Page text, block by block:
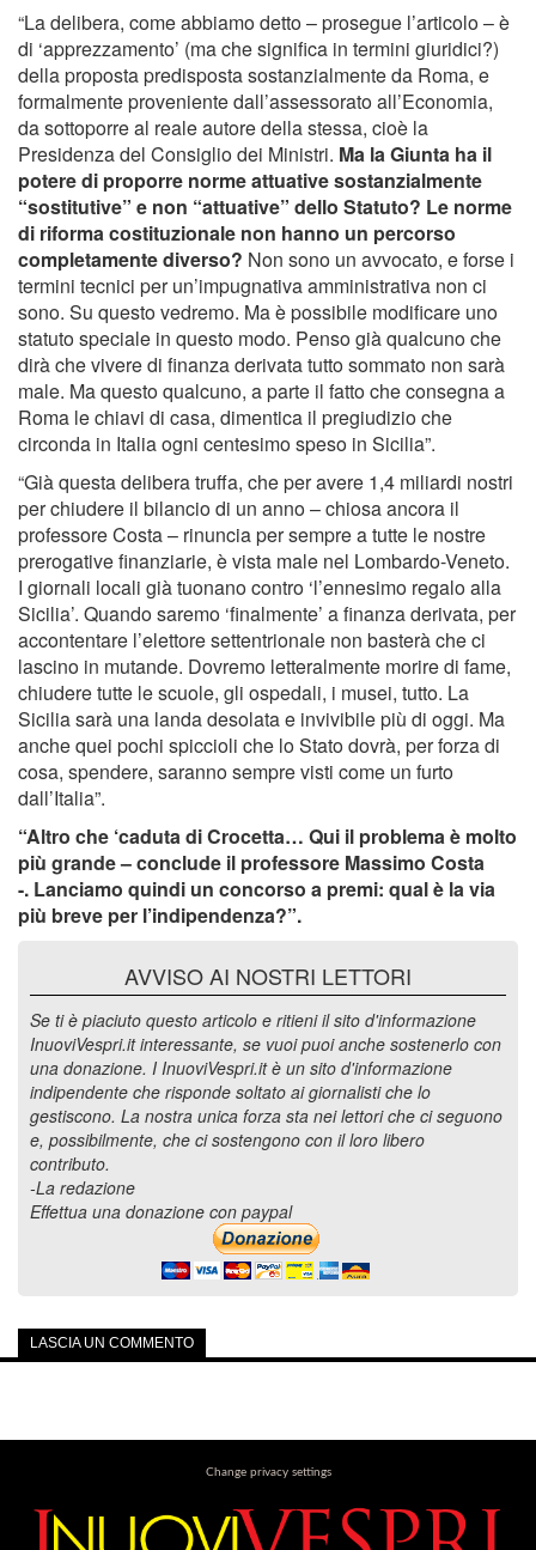
“La delibera, come abbiamo detto – prosegue l’articolo – è
di ‘apprezzamento’ (ma che significa in termini giuridici?)
della proposta predisposta sostanzialmente da Roma, e
formalmente proveniente dall’assessorato all’Economia,
da sottoporre al reale autore della stessa, cioè la
Presidenza del Consiglio dei Ministri. Ma la Giunta ha il
potere di proporre norme attuative sostanzialmente
“sostitutive” e non “attuative” dello Statuto? Le norme
di riforma costituzionale non hanno un percorso
completamente diverso? Non sono un avvocato, e forse i
termini tecnici per un’impugnativa amministrativa non ci
sono. Su questo vedremo. Ma è possibile modificare uno
statuto speciale in questo modo. Penso già qualcuno che
dirà che vivere di finanza derivata tutto sommato non sarà
male. Ma questo qualcuno, a parte il fatto che consegna a
Roma le chiavi di casa, dimentica il pregiudizio che
circonda in Italia ogni centesimo speso in Sicilia”.
“Già questa delibera truffa, che per avere 1,4 miliardi nostri
per chiudere il bilancio di un anno – chiosa ancora il
professore Costa – rinuncia per sempre a tutte le nostre
prerogative finanziarie, è vista male nel Lombardo-Veneto.
I giornali locali già tuonano contro ‘l’ennesimo regalo alla
Sicilia’. Quando saremo ‘finalmente’ a finanza derivata, per
accontentare l’elettore settentrionale non basterà che ci
lascino in mutande. Dovremo letteralmente morire di fame,
chiudere tutte le scuole, gli ospedali, i musei, tutto. La
Sicilia sarà una landa desolata e invivibile più di oggi. Ma
anche quei pochi spiccioli che lo Stato dovrà, per forza di
cosa, spendere, saranno sempre visti come un furto
dall’Italia”.
“Altro che ‘caduta di Crocetta… Qui il problema è molto
più grande – conclude il professore Massimo Costa
-. Lanciamo quindi un concorso a premi: qual è la via
più breve per l’indipendenza?”.
AVVISO AI NOSTRI LETTORI
Se ti è piaciuto questo articolo e ritieni il sito d'informazione
InuoviVespri.it interessante, se vuoi puoi anche sostenerlo con
una donazione. I InuoviVespri.it è un sito d'informazione
indipendente che risponde soltato ai giornalisti che lo
gestiscono. La nostra unica forza sta nei lettori che ci seguono
e, possibilmente, che ci sostengono con il loro libero
contributo.
-La redazione
Effettua una donazione con paypal
LASCIA UN COMMENTO
Change privacy settings